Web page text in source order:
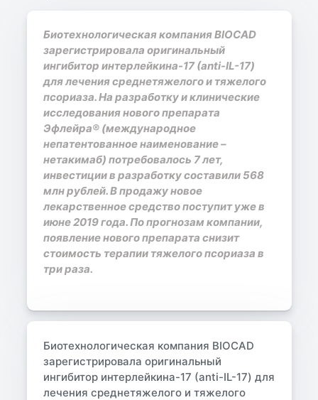
Биотехнологическая компания BIOCAD
зарегистрировала оригинальный
ингибитор интерлейкина-17 (anti-IL-17)
для лечения среднетяжелого и тяжелого
псориаза. На разработку и клинические
исследования нового препарата
Эфлейра® (международное
непатентованное наименование –
нетакимаб) потребовалось 7 лет,
инвестиции в разработку составили 568
млн рублей. В продажу новое
лекарственное средство поступит уже в
июне 2019 года. По прогнозам компании,
появление нового препарата снизит
стоимость терапии тяжелого псориаза в
три раза.
Биотехнологическая компания BIOCAD
зарегистрировала оригинальный
ингибитор интерлейкина-17 (anti-IL-17) для
лечения среднетяжелого и тяжелого